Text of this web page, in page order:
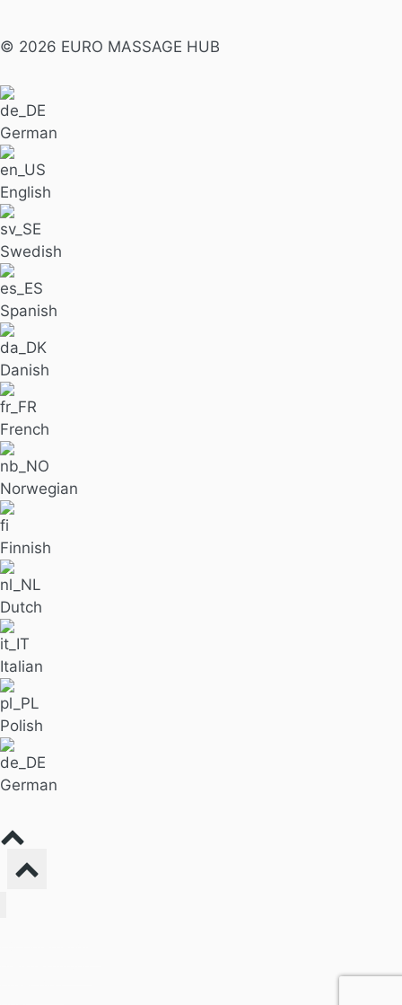
© 2026 EURO MASSAGE HUB
German
English
Swedish
Spanish
Danish
French
Norwegian
Finnish
Dutch
Italian
Polish
German